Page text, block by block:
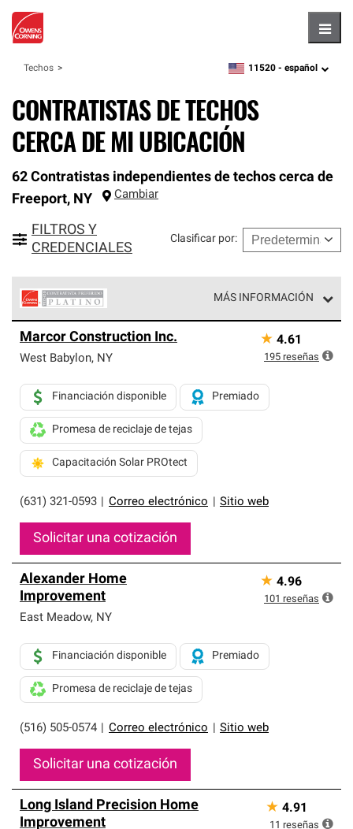
Techos zipcode,language
11520 - español
CONTRATISTAS DE TECHOS
CERCA DE MI UBICACIÓN
62 Contratistas independientes de techos cerca de
Freeport, NY Cambiar
FILTROS Y
CREDENCIALES
Clasificar por:
MÁS INFORMACIÓN
Corning constituyen el nivel superior de nuestra red
exclusiva y cumplen con estándares estrictos de
Solo ellos pueden ofrecer nuestra mejor garantía de
sistemas de techos.
Marcor Construction Inc.
West Babylon, NY
(631) 321-0593 Correo electrónico Sitio web
Financiación disponible Premiado
Promesa de reciclaje de tejas
Capacitación Solar PROtect
Solicitar una cotización
★ 4.61
195 reseñas
Alexander Home
Improvement
East Meadow, NY
(516) 505-0574 Correo electrónico Sitio web
Financiación disponible Premiado
Promesa de reciclaje de tejas
Solicitar una cotización
★ 4.96
101 reseñas
Long Island Precision Home
Improvement
★ 4.91
11 reseñas